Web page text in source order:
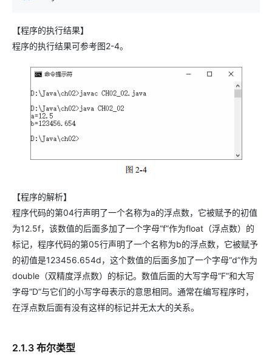
【程序的执行结果】
程序的执行结果可参考图2-4。
【程序的解析】
程序代码的第04行声明了一个名称为a的浮点数，它被赋予的初值
为12.5f，该数值的后面多加了一个字母“f”作为float（浮点数）的
标记，程序代码的第05行声明了一个名称为b的浮点数，它被赋予
的初值是123456.654d，这个数值的后面多加了一个字母“d”作为
double（双精度浮点数）的标记。数值后面的大写字母“F”和大写
字母“D”与它们的小写字母表示的意思相同。通常在编写程序时，
在浮点数后面有没有这样的标记并无太大的关系。
2.1.3 布尔类型